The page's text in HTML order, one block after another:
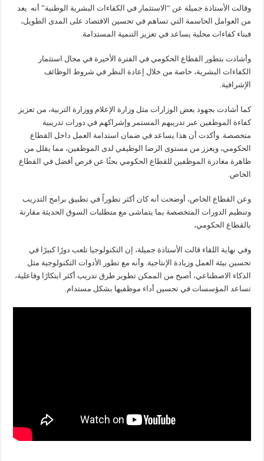
وقالت الأستاذة جميلة عن “الاستثمار في الكفاءات البشرية الوطنية” أنه يعد
من العوامل الحاسمة التي تساهم في تحسين الاقتصاد على المدى الطويل،
فبناء كفاءات محلية يساعد في تعزيز التنمية المستدامة.
وأشادت بتطور القطاع الحكومي في الفترة الأخيرة في مجال استثمار
الكفاءات البشرية، خاصة من خلال إعادة النظر في شروط الوظائف
الإشرافية.
كما أشادت بجهود بعض الوزارات مثل وزارة الإعلام ووزارة التربية، من تعزيز
كفاءة الموظفين عبر تدريبهم المستمر وإشراكهم في دورات تدريبية
متخصصة. وأكدت أن هذا يساعد في ضمان استدامة العمل داخل القطاع
الحكومي، ويعزز من مستوى الرضا الوظيفي لدى الموظفين، مما يقلل من
ظاهرة مغادرة الموظفين للقطاع الحكومي بحثًا عن فرص أفضل في القطاع
الخاص.
وعن القطاع الخاص، أوضحت أنه كان أكثر تطوراً في تطبيق برامج التدريب
وتنظيم الدورات المتخصصة بما يتماشى مع متطلبات السوق الحديثة مقارنة
بالقطاع الحكومي،
وفي نهاية اللقاء قالت الأستاذة جميلة، إن التكنولوجيا تلعب دورًا كبيرًا في
تحسين بيئة العمل وزيادة الإنتاجية. وأنه مع تطور الأدوات التكنولوجية مثل
الذكاء الاصطناعي، أصبح من الممكن تطوير طرق تدريب أكثر ابتكارًا وفاعلية،
تساعد المؤسسات في تحسين أداء موظفيها بشكل مستدام.